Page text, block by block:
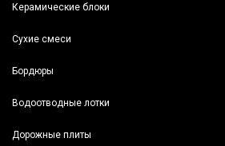
Керамические блоки
Сухие смеси
Бордюры
Водоотводные лотки
Дорожные плиты